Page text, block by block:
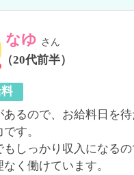
なゆ さん
（20代前半）
あるので、お給料日を
す。
もしっかり収入になる
く働けています。